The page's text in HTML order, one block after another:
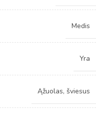
Medis
Yra
Ąžuolas, šviesus